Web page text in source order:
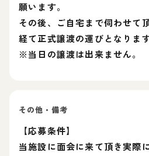
願います。
その後、ご自宅まで伺わせて
経て正式譲渡の運びとなります
※当日の譲渡は出来ません。
その他・備考
【応募条件】
当施設に面会に来て頂き実際